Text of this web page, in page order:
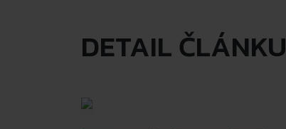
DETAIL ČLÁNKU